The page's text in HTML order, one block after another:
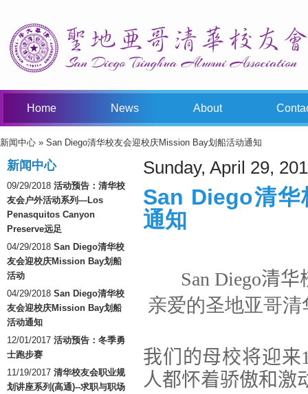
Home News About
You Are Here
新闻中心 » San Diego清华校友会迎校庆Mission Bay划船活动通知
新闻中心
09/29/2018 活动预告：清华校
友会户外活动系列—Los
Penasquitos Canyon
Preserve远足
04/29/2018 San Diego清华校
友会迎校庆Mission Bay划船
活动
04/29/2018 San Diego清华校
友会迎校庆Mission Bay划船
活动通知
12/01/2017 活动预告：冬季勇
士跑步赛
11/19/2017 清华校友会职业规
划讲座系列(高通)--求职与职场
Sunday, April 29,
San Diego清
通知
San Diego清
亲爱的圣地亚哥清
我们的母校将迎来
人都怀着骄傲和激